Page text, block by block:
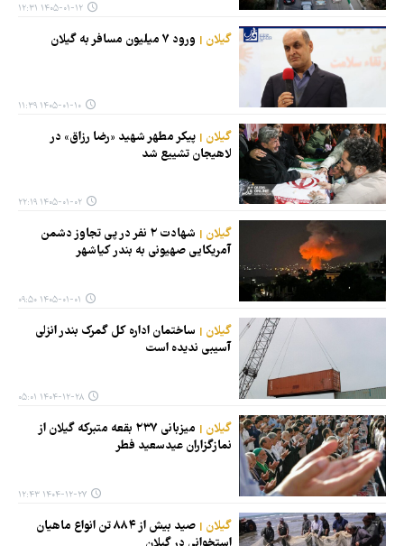
۱۴۰۵-۰۱-۱۲ ۱۲:۳۱
گیلان ورود ۷ میلیون مسافر به گیلان
۱۴۰۵-۰۱-۱۰ ۱۱:۳۹
گیلان
پیکر مطهر شهید «رضا رزاق» در
لاهیجان تشییع شد
۱۴۰۵-۰۱-۰۲ ۲۲:۱۹
گیلان
شهادت ۲ نفر در پی تجاوز دشمن
آمریکایی صهیونی به بندر کیاشهر
۱۴۰۵-۰۱-۰۱ ۰۹:۵۰
گیلان
ساختمان اداره کل گمرک بندر انزلی
آسیبی ندیده است
۱۴۰۴-۱۲-۲۸ ۰۵:۰۱
گیلان
میزبانی ۲۳۷ بقعه متبرکه گیلان از
نمازگزاران عیدسعید فطر
۱۴۰۴-۱۲-۲۷ ۱۲:۴۳
گیلان
صید بیش از ۸۸۴ تن انواع ماهیان